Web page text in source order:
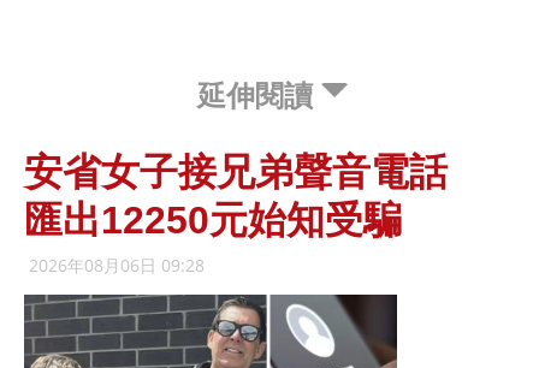
延伸閱讀
安省女子接兄弟聲音電話
匯出12250元始知受騙
2026年08月06日 09:28